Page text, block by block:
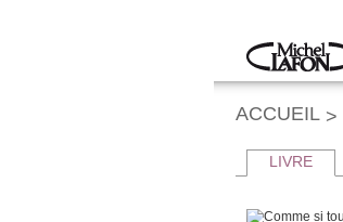
Accueil
ACCUEIL >
LIVRE